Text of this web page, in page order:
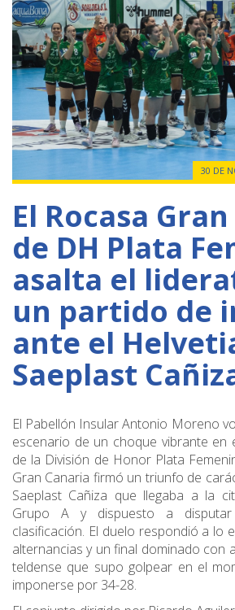
30 DE
El Rocasa
de DH Plata
asalta el
un partido de
ante el
Saeplast
El Pabellón Insular Antonio Moreno
escenario de un choque vibrante en
de la División de Honor Plata
Gran Canaria firmó un triunfo de
Saeplast Cañiza que llegaba a la
Grupo A y dispuesto a
clasificación. El duelo respondió a lo
alternancias y un final dominado con
teldense que supo golpear en el
imponerse por 34-28.